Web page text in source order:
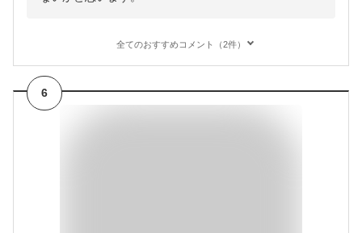
全てのおすすめコメント（2件）
6